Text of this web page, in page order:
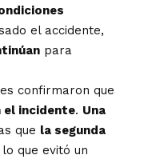
el accidente,
para
confirmaron que
el incidente. Una
que la segunda
lo que evitó un